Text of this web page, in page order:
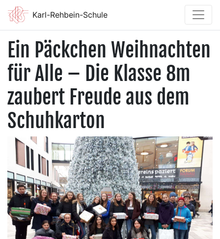
Karl-Rehbein-Schule
Ein Päckchen Weihnachten
für Alle – Die Klasse 8m
zaubert Freude aus dem
Schuhkarton